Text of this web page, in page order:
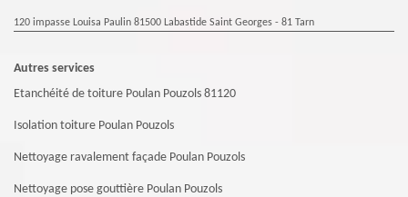
120 impasse Louisa Paulin 81500 Labastide Saint Georges - 81 Tarn
Autres services
Etanchéité de toiture Poulan Pouzols 81120
Isolation toiture Poulan Pouzols
Nettoyage ravalement façade Poulan Pouzols
Nettoyage pose gouttière Poulan Pouzols